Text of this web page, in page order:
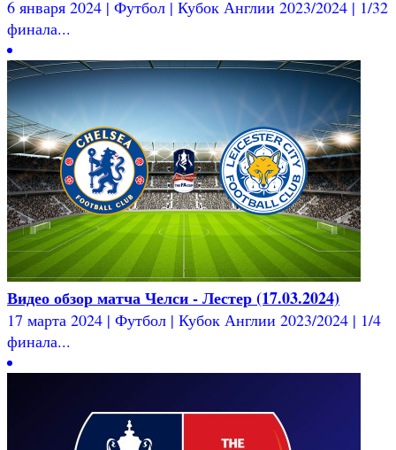
6 января 2024 | Футбол | Кубок Англии 2023/2024 | 1/32
финала...
Видео обзор матча Челси - Лестер (17.03.2024)
17 марта 2024 | Футбол | Кубок Англии 2023/2024 | 1/4
финала...